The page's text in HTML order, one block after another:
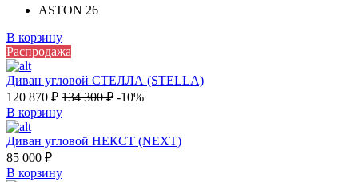
ASTON 26
В корзину
Распродажа
Диван угловой СТЕЛЛА (STELLA)
120 870 ₽ 134 300₽ -10%
В корзину
Диван угловой НЕКСТ (NEXT)
85 000 ₽
В корзину